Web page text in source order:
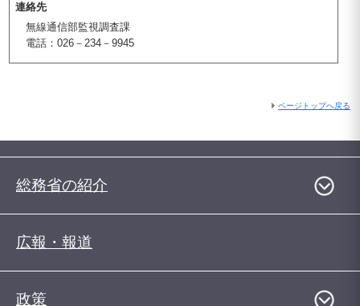
連絡先
無線通信部監視調査課
電話：026－234－9945
ページトップへ戻る
総務省の紹介
広報・報道
政策